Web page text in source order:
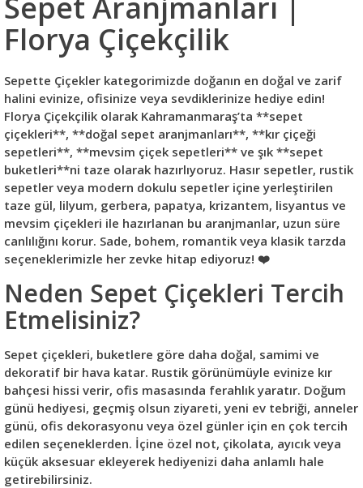
Florya Çiçekçilik
Sepette Çiçekler kategorimizde doğanın en doğal ve zarif
halini evinize, ofisinize veya sevdiklerinize hediye edin!
Florya Çiçekçilik olarak Kahramanmaraş’ta **sepet
çiçekleri**, **doğal sepet aranjmanları**, **kır çiçeği
sepetleri**, **mevsim çiçek sepetleri** ve şık **sepet
buketleri**ni taze olarak hazırlıyoruz. Hasır sepetler, rustik
sepetler veya modern dokulu sepetler içine yerleştirilen
taze gül, lilyum, gerbera, papatya, krizantem, lisyantus ve
mevsim çiçekleri ile hazırlanan bu aranjmanlar, uzun süre
canlılığını korur. Sade, bohem, romantik veya klasik tarzda
seçeneklerimizle her zevke hitap ediyoruz! ❤️
Neden Sepet Çiçekleri Tercih
Etmelisiniz?
Sepet çiçekleri, buketlere göre daha doğal, samimi ve
dekoratif bir hava katar. Rustik görünümüyle evinize kır
bahçesi hissi verir, ofis masasında ferahlık yaratır. Doğum
günü hediyesi, geçmiş olsun ziyareti, yeni ev tebriği, anneler
günü, ofis dekorasyonu veya özel günler için en çok tercih
edilen seçeneklerden. İçine özel not, çikolata, ayıcık veya
küçük aksesuar ekleyerek hediyenizi daha anlamlı hale
getirebilirsiniz.